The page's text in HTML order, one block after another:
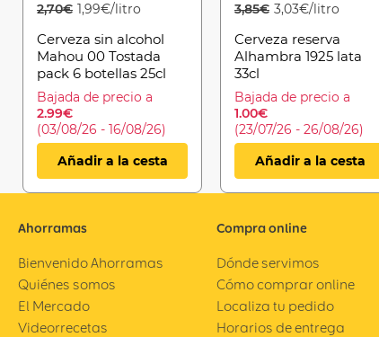
2,70€ 1,99€/litro
Cerveza sin alcohol
Mahou 00 Tostada
pack 6 botellas 25cl
Bajada de precio a
2.99€
(03/08/26 - 16/08/26)
Añadir a la cesta
3,85€ 3,03€/litro
Cerveza reserva
Alhambra 1925 lata
33cl
Bajada de precio a
1.00€
(23/07/26 - 26/08/26)
Añadir a la cesta
Ahorramas
Bienvenido Ahorramas
Quiénes somos
El Mercado
Videorrecetas
Compra online
Dónde servimos
Cómo comprar online
Localiza tu pedido
Horarios de entrega